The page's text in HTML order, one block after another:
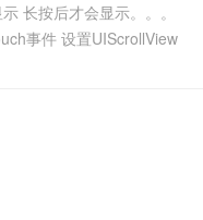
长按后才会显示。。。
事件 设置UIScrollView